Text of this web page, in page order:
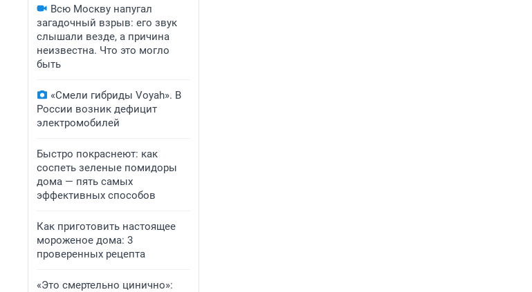
Всю Москву напугал
загадочный взрыв: его звук
слышали везде, а причина
неизвестна. Что это могло
быть
«Смели гибриды Voyah». В
России возник дефицит
электромобилей
Быстро покраснеют: как
соспеть зеленые помидоры
дома — пять самых
эффективных способов
Как приготовить настоящее
мороженое дома: 3
проверенных рецепта
«Это смертельно цинично»: